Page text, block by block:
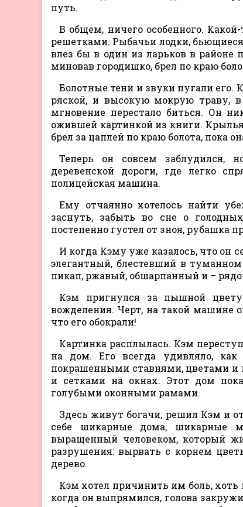
путь.
В общем, ничего особенного.
решетками. Рыбачьи лодки,
влез бы в один из ларьков в районе
миновав городишко, брел по краю
Болотные тени и звуки пугали его.
ряской, и высокую мокрую траву,
мгновение перестало биться. Он
ожившей картинкой из книги.
брел за цаплей по краю болота, пока
Теперь он совсем заблудился,
деревенской дороги, где легко
полицейская машина.
Ему отчаянно хотелось найти
заснуть, забыть во сне о
постепенно густел от зноя, рубашка
И когда Кэму уже казалось, что он
элегантный, блестевший в
пикап, ржавый, обшарпанный и –
Кэм пригнулся за пышной
вожделения. Черт, на такой машине
что его обокрали!
Картинка расплылась. Кэм
на дом. Его всегда удивляло,
покрашенными ставнями, цветами и
и сетками на окнах. Этот дом
голубыми оконными рамами.
Здесь живут богачи, решил Кэм и
себе шикарные дома, шикарные
выращенный человеком, который
разрушения: вырвать с корнем
дерево.
Кэм хотел причинить им боль, хоть
когда он выпрямился, голова